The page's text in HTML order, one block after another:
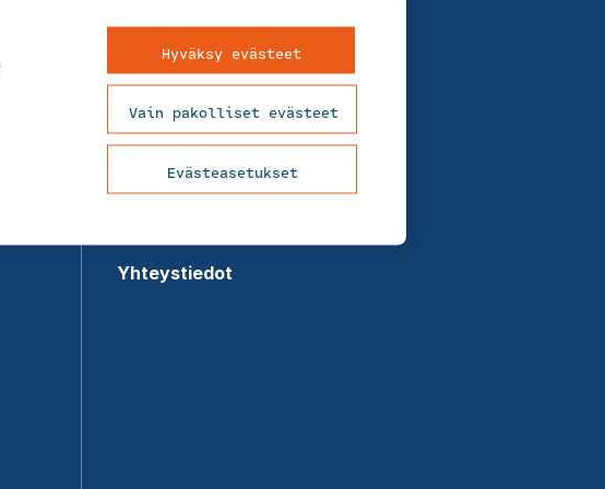
Uutiset
Asiakastarinat
Tietosuojaseloste
Yhteystiedot
Hyväksy evästeet
Vain pakolliset evästeet
Evästeasetukset